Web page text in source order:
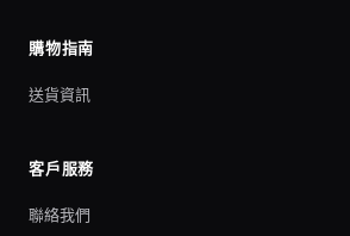
購物指南
送貨資訊
客戶服務
聯絡我們